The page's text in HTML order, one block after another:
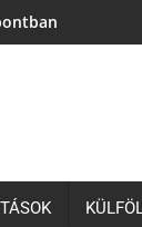
a magyar